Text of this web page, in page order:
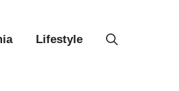
Lifestyle